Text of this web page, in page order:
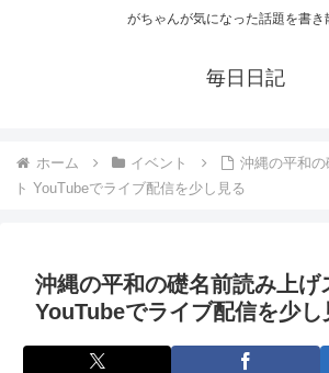
がちゃんが気になった話題を書き
毎日日記
ホーム イベント
沖縄の平和
ト YouTubeでライブ配信を少し見る
沖縄の平和の礎名前読み上げ
YouTubeでライブ配信を少し